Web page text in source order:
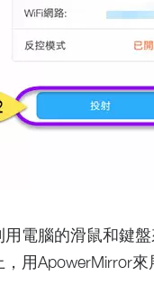
電腦的滑鼠和鍵
用ApowerMirror